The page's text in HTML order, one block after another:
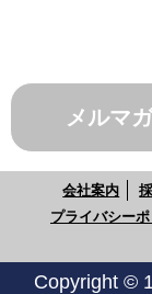
メルマ
会社案内
プライバシー
Copyright ©